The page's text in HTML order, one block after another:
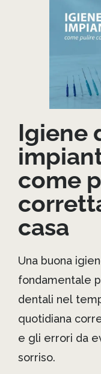
Igiene
come
casa
Una buona
fondamentale
dentali nel
quotidiana
e gli errori da
sorriso.